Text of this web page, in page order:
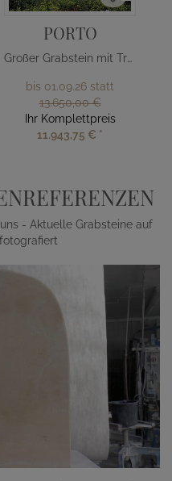
PORTO
Großer Grabstein mit Treppe & Kreuz
bis 01.09.26 statt
13.650,00 €
Ihr Komplettpreis
11.943,75 € *
- Aktuelle Grabsteine auf